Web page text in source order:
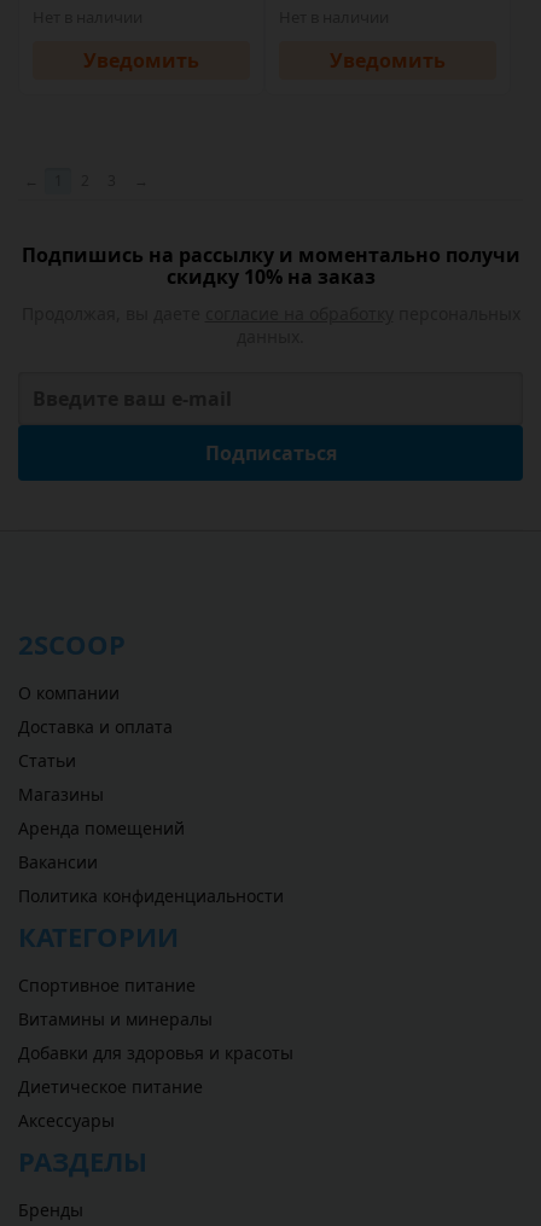
Уведомить Уведомить
Подпишись на рассылку и моментально получи
скидку 10% на заказ
Подписаться
2SCOOP
О компании
Доставка и оплата
Статьи
Магазины
Аренда помещений
Вакансии
Политика конфиденциальности
КАТЕГОРИИ
Спортивное питание
Витамины и минералы
Добавки для здоровья и красоты
Диетическое питание
Аксессуары
РАЗДЕЛЫ
Бренды